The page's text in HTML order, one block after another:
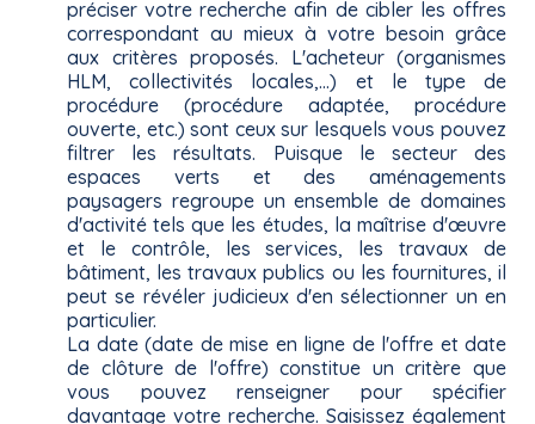
préciser votre recherche afin de cibler les offres
correspondant au mieux à votre besoin grâce
aux critères proposés. L'acheteur (organismes
HLM, collectivités locales,...) et le type de
procédure (procédure adaptée, procédure
ouverte, etc.) sont ceux sur lesquels vous pouvez
filtrer les résultats. Puisque le secteur des
espaces verts et des aménagements
paysagers regroupe un ensemble de domaines
d'activité tels que les études, la maîtrise d'œuvre
et le contrôle, les services, les travaux de
bâtiment, les travaux publics ou les fournitures, il
peut se révéler judicieux d'en sélectionner un en
particulier.
La date (date de mise en ligne de l'offre et date
de clôture de l'offre) constitue un critère que
vous pouvez renseigner pour spécifier
davantage votre recherche. Saisissez également